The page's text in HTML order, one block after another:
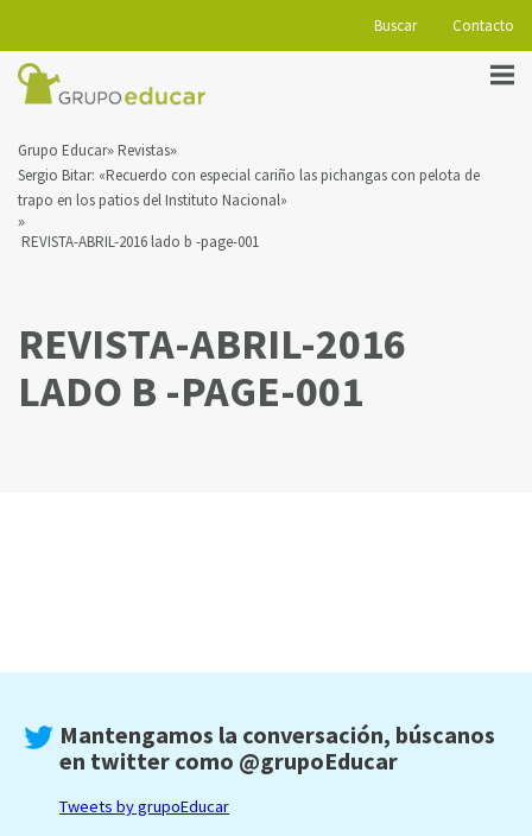
Buscar Contacto
Grupo Educar Revistas
Sergio Bitar: «Recuerdo con especial cariño las pichangas con pelota de
trapo en los patios del Instituto Nacional»
REVISTA-ABRIL-2016 lado b -page-001
REVISTA-ABRIL-2016
LADO B -PAGE-001
Mantengamos la conversación, búscanos
en twitter como @grupoEducar
Tweets by grupoEducar